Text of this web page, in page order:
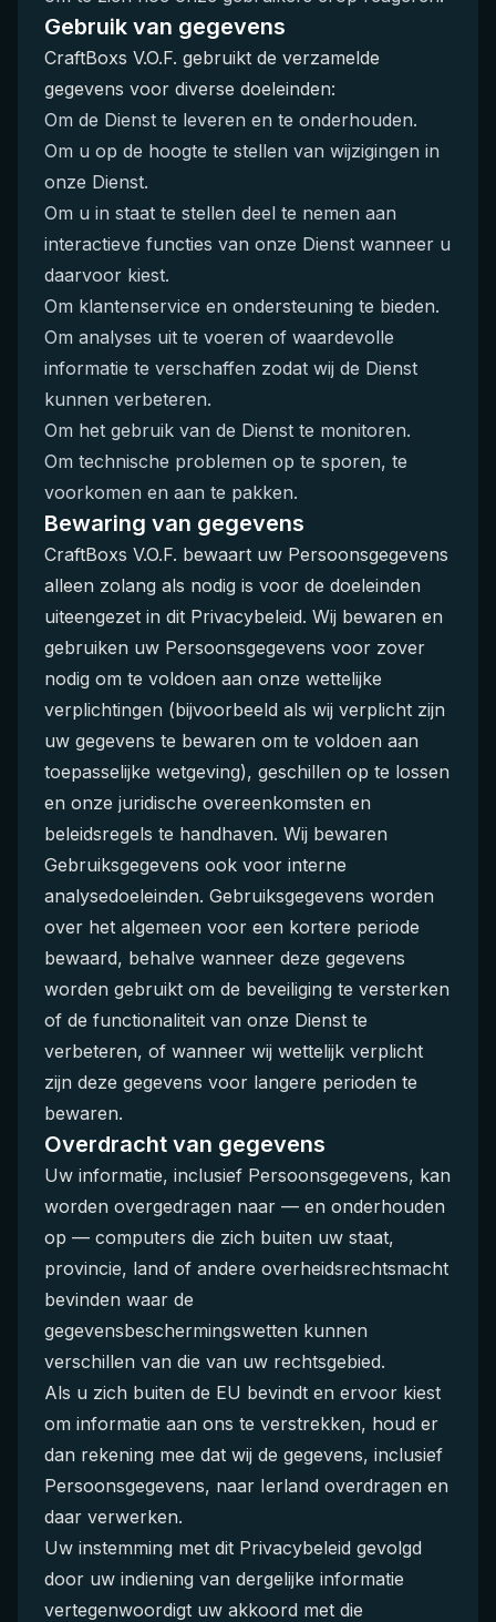
Gebruik van gegevens
CraftBoxs V.O.F. gebruikt de verzamelde
gegevens voor diverse doeleinden:
Om de Dienst te leveren en te onderhouden.
Om u op de hoogte te stellen van wijzigingen in
onze Dienst.
Om u in staat te stellen deel te nemen aan
interactieve functies van onze Dienst wanneer u
daarvoor kiest.
Om klantenservice en ondersteuning te bieden.
Om analyses uit te voeren of waardevolle
informatie te verschaffen zodat wij de Dienst
kunnen verbeteren.
Om het gebruik van de Dienst te monitoren.
Om technische problemen op te sporen, te
voorkomen en aan te pakken.
Bewaring van gegevens
CraftBoxs V.O.F. bewaart uw Persoonsgegevens
alleen zolang als nodig is voor de doeleinden
uiteengezet in dit Privacybeleid. Wij bewaren en
gebruiken uw Persoonsgegevens voor zover
nodig om te voldoen aan onze wettelijke
verplichtingen (bijvoorbeeld als wij verplicht zijn
uw gegevens te bewaren om te voldoen aan
toepasselijke wetgeving), geschillen op te lossen
en onze juridische overeenkomsten en
beleidsregels te handhaven. Wij bewaren
Gebruiksgegevens ook voor interne
analysedoeleinden. Gebruiksgegevens worden
over het algemeen voor een kortere periode
bewaard, behalve wanneer deze gegevens
worden gebruikt om de beveiliging te versterken
of de functionaliteit van onze Dienst te
verbeteren, of wanneer wij wettelijk verplicht
zijn deze gegevens voor langere perioden te
bewaren.
Overdracht van gegevens
Uw informatie, inclusief Persoonsgegevens, kan
worden overgedragen naar — en onderhouden
op — computers die zich buiten uw staat,
provincie, land of andere overheidsrechtsmacht
bevinden waar de
gegevensbeschermingswetten kunnen
verschillen van die van uw rechtsgebied.
Als u zich buiten de EU bevindt en ervoor kiest
om informatie aan ons te verstrekken, houd er
dan rekening mee dat wij de gegevens, inclusief
Persoonsgegevens, naar Ierland overdragen en
daar verwerken.
Uw instemming met dit Privacybeleid gevolgd
door uw indiening van dergelijke informatie
vertegenwoordigt uw akkoord met die